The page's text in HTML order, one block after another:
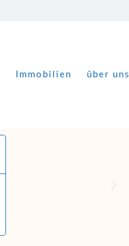
Immobilien über uns